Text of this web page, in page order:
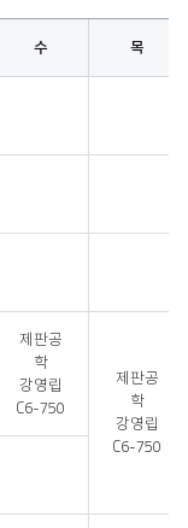
수 목
제판공
학
강영립
C6-750
제판공
학
강영립
C6-750